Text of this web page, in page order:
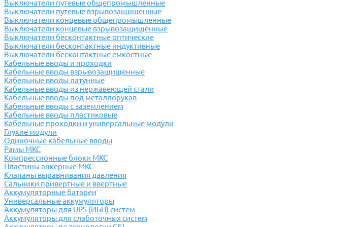
Выключатели путевые общепромышленные
Выключатели путевые взрывозащищенные
Выключатели концевые общепромышленные
Выключатели концевые взрывозащищенные
Выключатели бесконтактные оптические
Выключатели бесконтактные индуктивные
Выключатели бесконтактные емкостные
Кабельные вводы и проходки
Кабельные вводы взрывозащищенные
Кабельные вводы латунные
Кабельные вводы из нержавеющей стали
Кабельные вводы под металлорукав
Кабельные вводы с заземлением
Кабельные вводы пластиковые
Кабельные проходки и универсальные модули
Глухие модули
Одиночные кабельные вводы
Рамы МКС
Компрессионные блоки МКС
Пластины анкерные МКС
Клапаны выравнивания давления
Сальники привертные и ввертные
Аккумуляторные батареи
Универсальные аккумуляторы
Аккумуляторы для UPS (ИБП) систем
Аккумуляторы для слаботочных систем